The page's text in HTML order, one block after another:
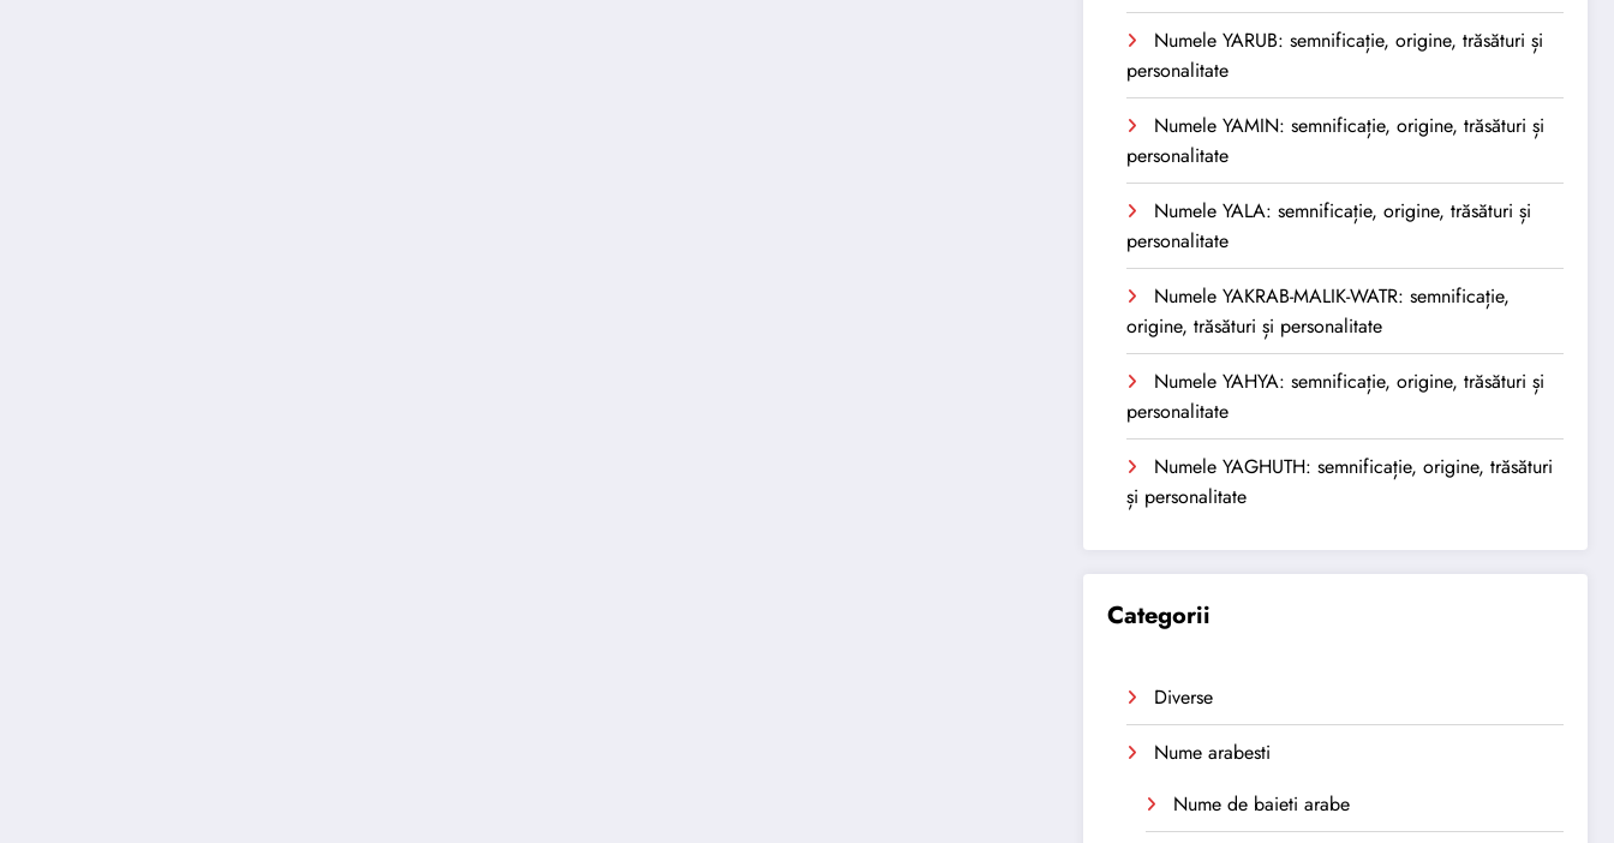
Numele YARUB: semnificație, origine, trăsături și
personalitate
Numele YAMIN: semnificație, origine, trăsături și
personalitate
Numele YALA: semnificație, origine, trăsături și
personalitate
Numele YAKRAB-MALIK-WATR: semnificație,
origine, trăsături și personalitate
Numele YAHYA: semnificație, origine, trăsături și
personalitate
Numele YAGHUTH: semnificație, origine, trăsături
și personalitate
Categorii
Diverse
Nume arabesti
Nume de baieti arabe